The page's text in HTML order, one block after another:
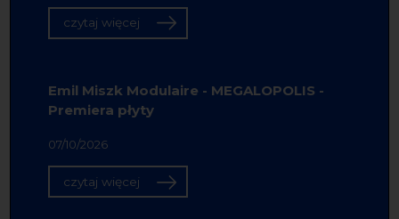
czytaj więcej
Emil Miszk Modulaire - MEGALOPOLIS -
Premiera płyty
07/10/2026
czytaj więcej